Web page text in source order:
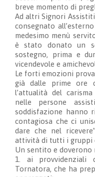
breve momento di
Ad altri Signori
consegnato
medesimo menù
è stato donato un
sostegno, prima e
vicendevole e
Le forti emozioni
già dalle prime ore
l’attualità del
nelle persone
soddisfazione hanno
contagiosa che ci
dare che nel
attività di tutti i gruppi
Un sentito e doverono
1. ai provvidenziali
Tornatora, che ha